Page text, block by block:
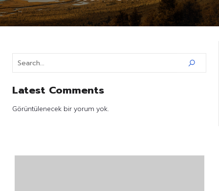
Latest Comments
Görüntülenecek bir yorum yok.